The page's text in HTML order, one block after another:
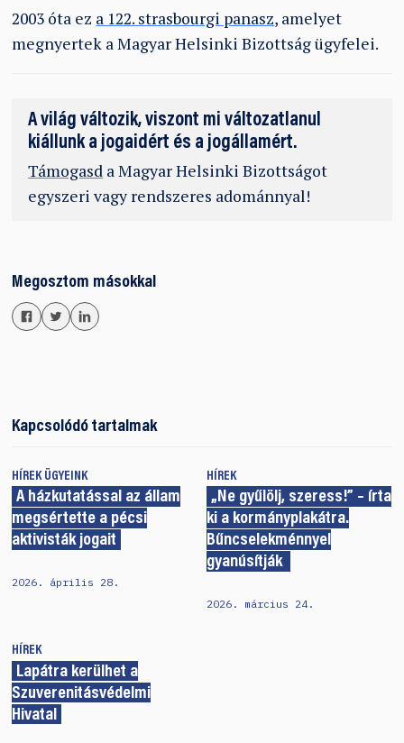
2003 óta ez a 122. strasbourgi panasz, amelyet
megnyertek a Magyar Helsinki Bizottság ügyfelei.
A világ változik, viszont mi változatlanul
kiállunk a jogaidért és a jogállamért.
Támogasd a Magyar Helsinki Bizottságot
egyszeri vagy rendszeres adománnyal!
Megosztom másokkal
Kapcsolódó tartalmak
HÍREK ÜGYEINK
A házkutatással az állam
megsértette a pécsi
aktivisták jogait
2026. április 28.
HÍREK
„Ne gyűlölj, szeress!” – írta
ki a kormányplakátra.
Bűncselekménnyel
gyanúsítják
2026. március 24.
HÍREK
Lapátra kerülhet a
Szuverenitásvédelmi
Hivatal